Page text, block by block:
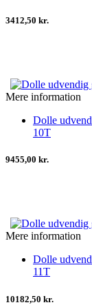
3412,50 kr.
Mere information
Dolle
10T
9455,00 kr.
Mere information
Dolle
11T
10182,50 kr.